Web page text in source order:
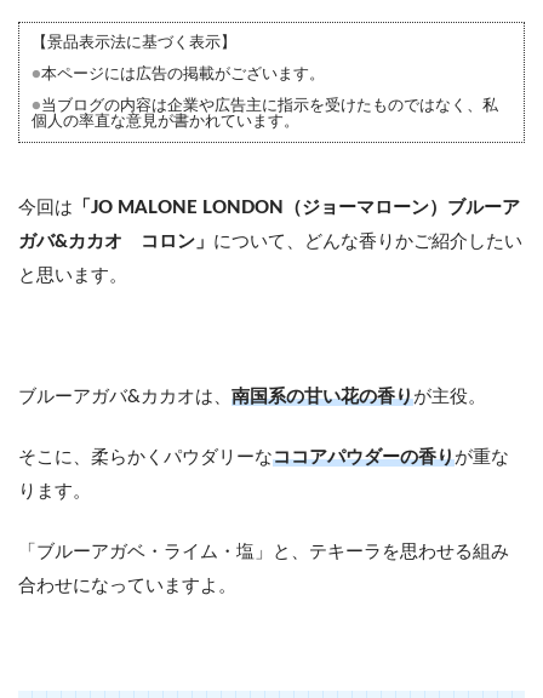
【景品表示法に基づく表示】
●本ページには広告の掲載がございます。
●当ブログの内容は企業や広告主に指示を受けたものではなく、私
個人の率直な意見が書かれています。
今回は 「JO MALONE LONDON（ジョーマローン）ブルーア
ガバ&カカオ コロン」 について、どんな香りかご紹介したい
と思います。
ブルーアガバ&カカオは、 南国系の甘い花の香りが主役。
そこに、柔らかくパウダリーなココアパウダーの香りが重な
ります。
「ブルーアガベ・ライム・塩」と、テキーラを思わせる組み
合わせになっていますよ。